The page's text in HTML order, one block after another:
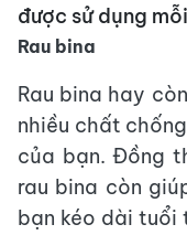
được sử dụng
Rau bina
Rau bina hay
nhiều chất
của bạn. Đồng
rau bina còn
bạn kéo dài tuổi